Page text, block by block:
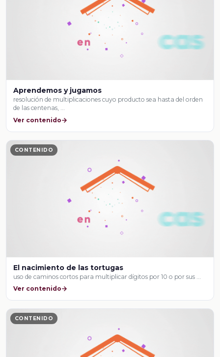
Aprendemos y jugamos
resolución de multiplicaciones cuyo producto sea hasta del orden
de las centenas, …
Ver contenido
CONTENIDO
El nacimiento de las tortugas
uso de caminos cortos para multiplicar dígitos por 10 o por sus …
Ver contenido
CONTENIDO